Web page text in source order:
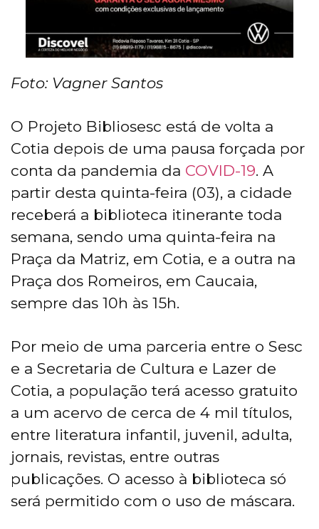
Foto: Vagner Santos
O Projeto Bibliosesc está de volta a
Cotia depois de uma pausa forçada por
conta da pandemia da COVID-19. A
partir desta quinta-feira (03), a cidade
receberá a biblioteca itinerante toda
semana, sendo uma quinta-feira na
Praça da Matriz, em Cotia, e a outra na
Praça dos Romeiros, em Caucaia,
sempre das 10h às 15h.
Por meio de uma parceria entre o Sesc
e a Secretaria de Cultura e Lazer de
Cotia, a população terá acesso gratuito
a um acervo de cerca de 4 mil títulos,
entre literatura infantil, juvenil, adulta,
jornais, revistas, entre outras
publicações. O acesso à biblioteca só
será permitido com o uso de máscara.